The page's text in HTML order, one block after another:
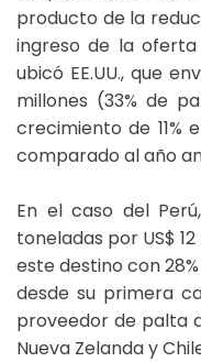
producto de la
ingreso de la
ubicó EE.UU., que
millones (33% de
crecimiento de 11%
comparado al año
En el caso del
toneladas por US$
este destino con
desde su primera
proveedor de palta
Nueva Zelanda y